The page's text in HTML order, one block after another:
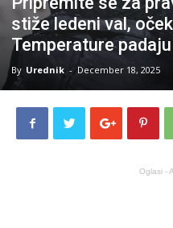
stiže ledeni val,
Temperature
By Urednik - December 18, 2025
Oglasi -